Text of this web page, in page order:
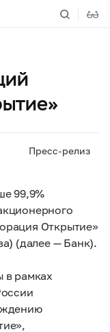
Пресс-релиз
99,9%
Открытие»
(далее — Банк).
в рамках